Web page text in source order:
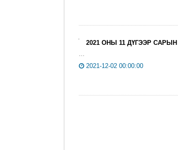
2021 ОНЫ 11 ДҮГЭЭР
...
2021-12-02 00:00:00